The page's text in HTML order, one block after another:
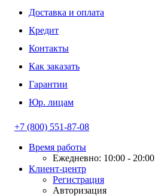
Доставка и оплата
Кредит
Контакты
Как заказать
Гарантии
Юр. лицам
+7 (800) 551-87-08
Время работы
Ежедневно: 10:00 - 20:00
Клиент-центр
Регистрация
Авторизация